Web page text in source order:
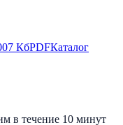
КбPDFКаталог
в течение 10 минут